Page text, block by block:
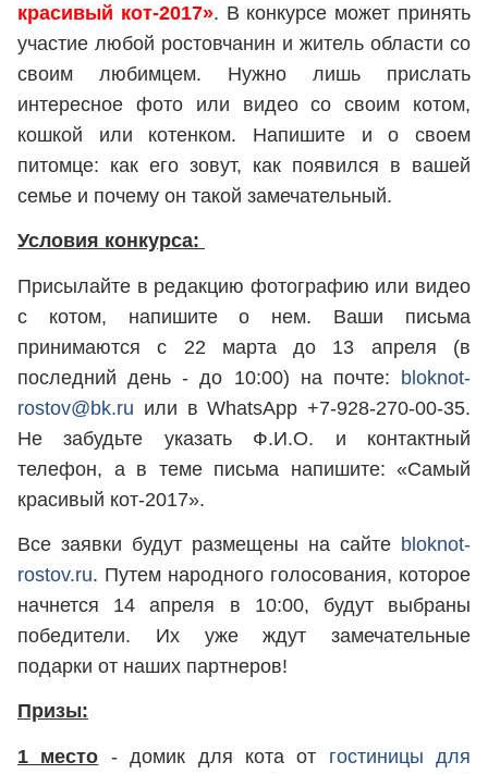
красивый кот-2017». В конкурсе может принять
участие любой ростовчанин и житель области со
своим любимцем. Нужно лишь прислать
интересное фото или видео со своим котом,
кошкой или котенком. Напишите и о своем
питомце: как его зовут, как появился в вашей
семье и почему он такой замечательный.
Условия конкурса:
Присылайте в редакцию фотографию или видео
с котом, напишите о нем. Ваши письма
принимаются с 22 марта до 13 апреля (в
последний день - до 10:00) на почте: bloknot-
rostov@bk.ru или в WhatsApp +7-928-270-00-35.
Не забудьте указать Ф.И.О. и контактный
телефон, а в теме письма напишите: «Самый
красивый кот-2017».
Все заявки будут размещены на сайте bloknot-
rostov.ru. Путем народного голосования, которое
начнется 14 апреля в 10:00, будут выбраны
победители. Их уже ждут замечательные
подарки от наших партнеров!
Призы:
1 место - домик для кота от гостиницы для